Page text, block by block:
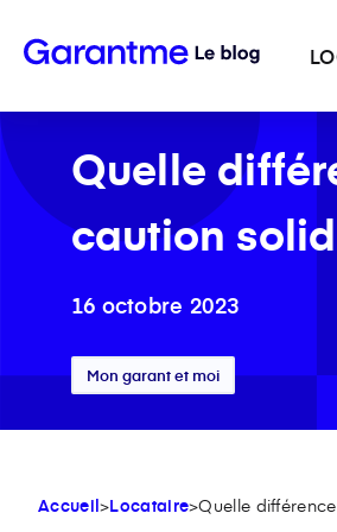
Quelle
caution
16 octobre 2023
Mon garant et moi
Accueil>Locataire>Quelle